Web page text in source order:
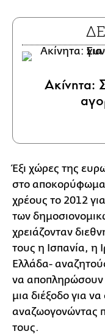
Ακίνητα:
Έξι χώρες της
στο αποκορύφωμα
χρέους το 2012
των
χρειάζονταν
τους η Ισπανία, η
Ελλάδα-
να αποπληρώσουν
μια διέξοδο για
αναζωογονώντας
τους.